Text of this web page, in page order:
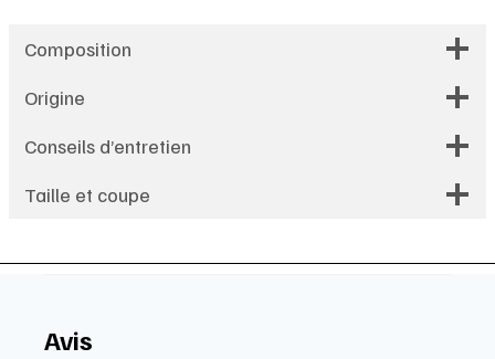
oversized
manche
longue
collage-
Composition
Origine
Conseils d’entretien
Taille et coupe
Avis